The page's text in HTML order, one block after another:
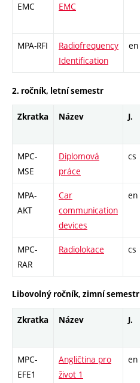
EMC
EMC
MPA-RFI
Radiofrequency
Identification
en
2. ročník, letní semestr
Zkratka Název J.
MPC-
MSE
Diplomová
práce
cs
MPA-
AKT
Car
communication
devices
en
MPC-
RAR
Radiolokace cs
Libovolný ročník, zimní semestr
Zkratka Název J.
MPC-
EFE1
Angličtina pro
život 1
en